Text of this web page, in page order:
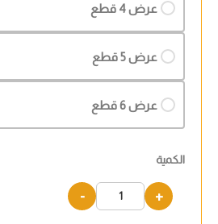
عرض 4 قطع
عرض 5 قطع
عرض 6 قطع
الكمية
+
-